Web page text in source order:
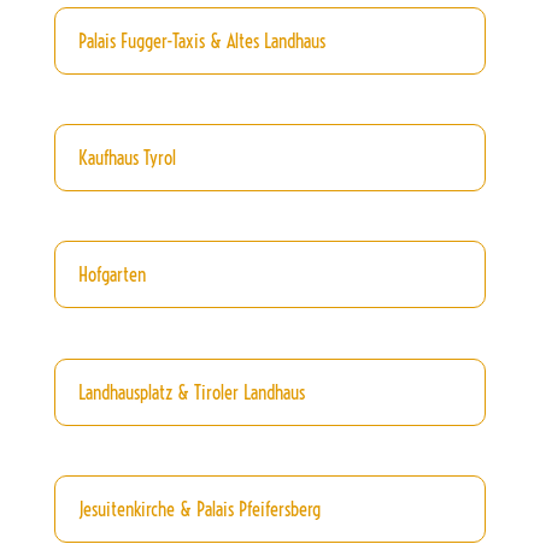
Palais Fugger-Taxis & Altes Landhaus
Kaufhaus Tyrol
Hofgarten
Landhausplatz & Tiroler Landhaus
Jesuitenkirche & Palais Pfeifersberg